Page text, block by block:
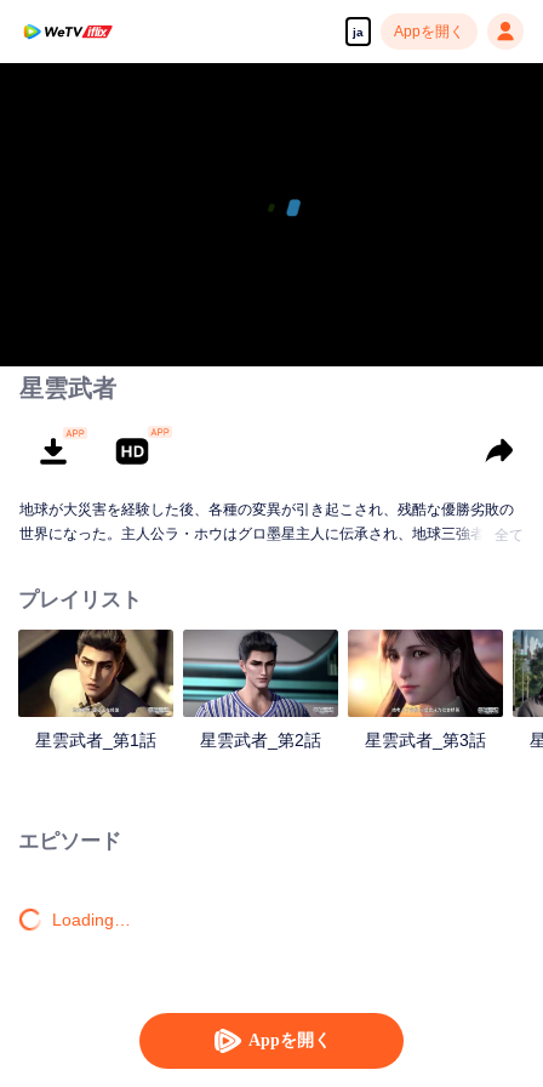
ja Appを開く
Appを開く
星雲武者
地球が大災害を経験した後、各種の変異が引き起こされ、残酷な優勝劣敗の
世界になった。主人公ラ・ホウはグロ墨星主人に伝承され、地球三強者の一
全て
プレイリスト
星雲武者_第1話 星雲武者_第2話 星雲武者_第3話
エピソード
Loading…